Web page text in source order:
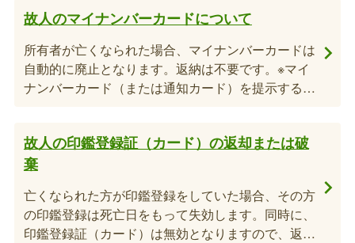
故人のマイナンバーカードについて
所有者が亡くなられた場合、マイナンバーカードは
自動的に廃止となります。返納は不要です。※マイ
ナンバーカード（または通知カード）を提示するこ
い。
故人の印鑑登録証（カード）の返却または破
棄
亡くなられた方が印鑑登録をしていた場合、その方
の印鑑登録は死亡日をもって失効します。同時に、
印鑑登録証（カード）は無効となりますので、返却